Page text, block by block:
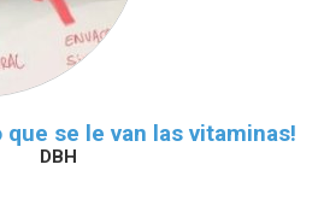
que se le van las vitaminas!
DBH